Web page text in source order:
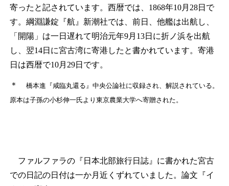
寄ったと記されています。西暦では、1868年10月28日で
す。綱淵謙錠『航』新潮社では、前日、他艦は出航し、
「開陽」は一日遅れて明治元年9月13日に折ノ浜を出航
し、翌14日に宮古湾に寄港したと書かれています。寄港
日は西暦で10月29日です。
＊ 橋本進『咸臨丸還る』中央公論社に収録され、解説されている。
原本は子孫の小杉伸一氏より東京農業大学へ寄贈された。
ファルファラの『日本北部旅行日誌』に書かれた宮古
での日記の日付は一か月近くずれていました。論文『イ